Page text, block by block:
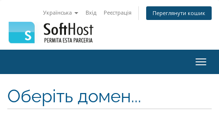
Українська Вхід Реєстрація Переглянути кошик
Оберіть домен...